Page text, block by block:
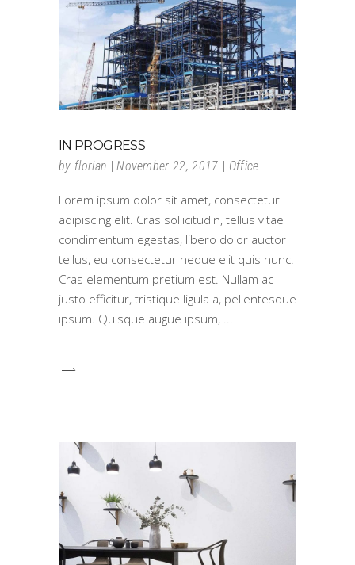
IN PROGRESS
by florian November 22, 2017 Office
Lorem ipsum dolor sit amet, consectetur
adipiscing elit. Cras sollicitudin, tellus vitae
condimentum egestas, libero dolor auctor
tellus, eu consectetur neque elit quis nunc.
Cras elementum pretium est. Nullam ac
justo efficitur, tristique ligula a, pellentesque
ipsum. Quisque augue ipsum,